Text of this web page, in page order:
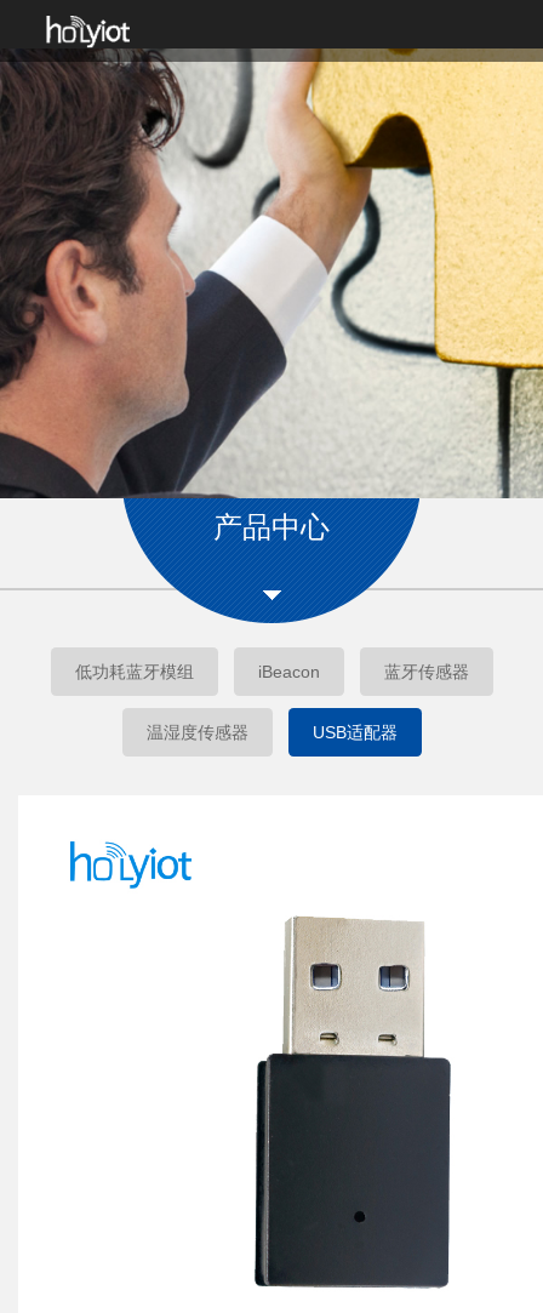
navigation
产品中心
低功耗蓝牙模组 iBeacon 蓝牙传感器
温湿度传感器 USB适配器